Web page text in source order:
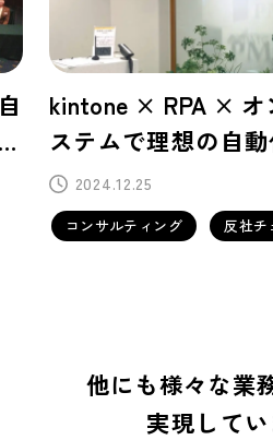
1日100件の予約デ
自動化！
さが導入の鍵に
2024.12.18
物品賃貸事業 データ連携
他にも様々な業
実現してい